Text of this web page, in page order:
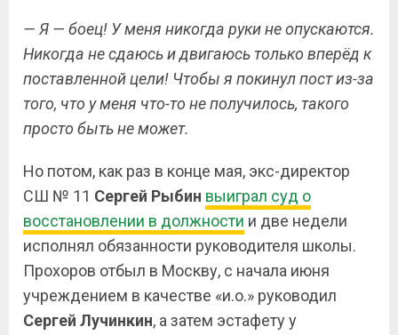
— Я — боец! У меня никогда руки не опускаются.
Никогда не сдаюсь и двигаюсь только вперёд к
поставленной цели! Чтобы я покинул пост из-за
того, что у меня что-то не получилось, такого
просто быть не может.
Но потом, как раз в конце мая, экс-директор
СШ № 11 Сергей Рыбин выиграл суд о
восстановлении в должности и две недели
исполнял обязанности руководителя школы.
Прохоров отбыл в Москву, с начала июня
учреждением в качестве «и.о.» руководил
Сергей Лучинкин, а затем эстафету у